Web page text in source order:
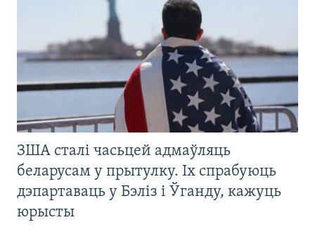
ЗША сталі часьцей адмаўляць
беларусам у прытулку. Іх спрабуюць
дэпартаваць у Бэліз і Ўганду, кажуць
юрысты